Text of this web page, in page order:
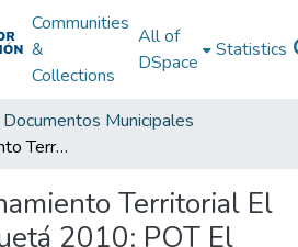
Communities
&
Collections
All of
DSpace
Statistics
Documentos Municipales
Plan de Ordenamiento Territorial El Doncello Caquetá 2010: POT El Doncello Caquetá 2010
Territorial El
2010: POT El